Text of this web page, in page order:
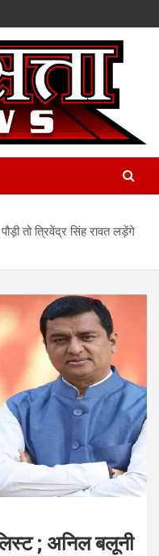
तो त्रिवेंद्र सिंह रावत लड़ेंगे
; अनिल बलूनी